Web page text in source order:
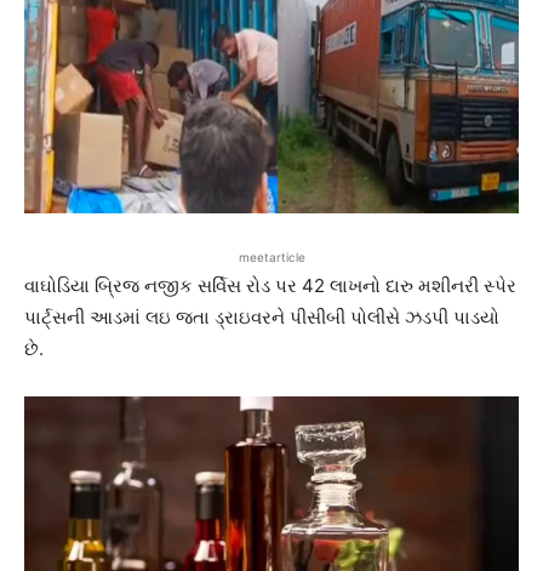
meetarticle
વાઘોડિયા બ્રિજ નજીક સર્વિસ રોડ પર 42 લાખનો દારુ મશીનરી સ્પેર
પાર્ટ્સની આડમાં લઇ જતા ડ્રાઇવરને પીસીબી પોલીસે ઝડપી પાડયો
છે.